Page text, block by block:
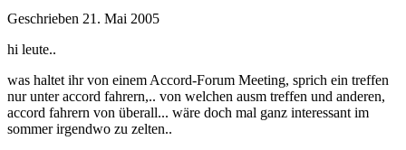
Geschrieben 21. Mai 2005
hi leute..
was haltet ihr von einem Accord-Forum Meeting, sprich ein treffen
nur unter accord fahrern,.. von welchen ausm treffen und anderen,
accord fahrern von überall... wäre doch mal ganz interessant im
sommer irgendwo zu zelten..